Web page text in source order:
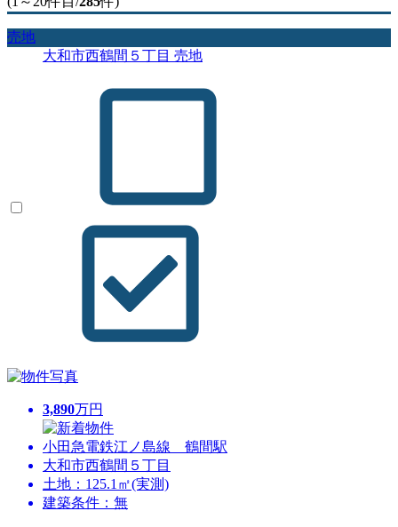
売地
大和市西鶴間５丁目 売地
3,890万円
小田急電鉄江ノ島線 鶴間駅
大和市西鶴間５丁目
土地：125.1㎡(実測)
建築条件：無